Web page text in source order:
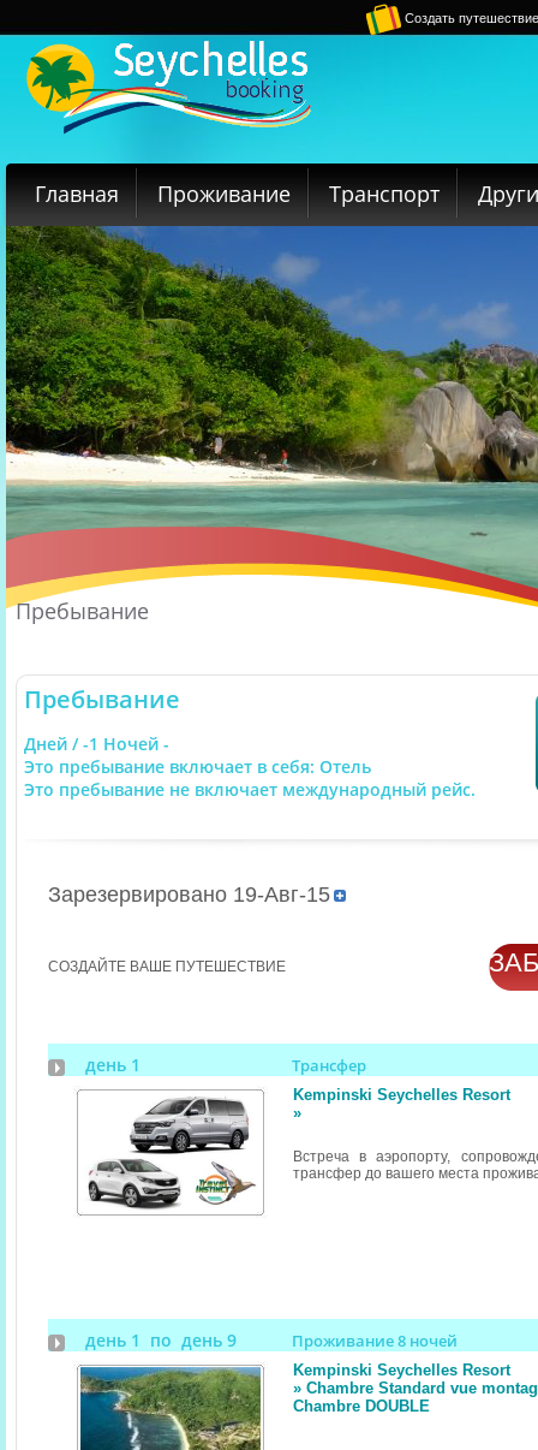
Создать
Главная Проживание Транспорт
Пребывание
Пребывание
Дней / -1 Ночей -
Это пребывание включает в себя: Отель
Это пребывание не включает международный рейс.
Зарезервировано 19-Авг-15
СОЗДАЙТЕ ВАШЕ ПУТЕШЕСТВИЕ
день 1 Трансфер
Kempinski Seychelles Resort
»
Встреча в аэропорту,
трансфер до вашего места
день 1 по день 9 Проживание 8 ночей
Kempinski Seychelles Resort
» Chambre Standard vue
Chambre DOUBLE